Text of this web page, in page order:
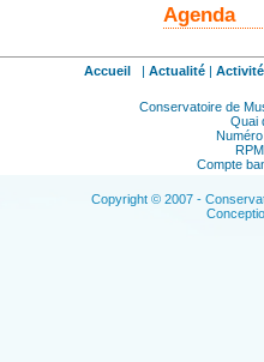
Agenda
Accueil | Actualité |
Conservatoire de
Quai
Compte
Copyright © 2007 -